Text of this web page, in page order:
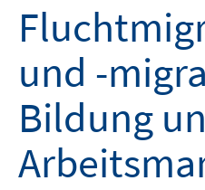
und -
Bildung